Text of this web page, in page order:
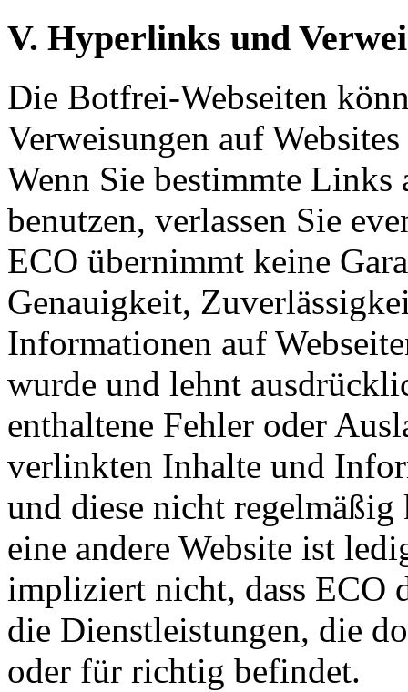
V. Hyperlinks und
Die Botfrei-Webseiten
Verweisungen auf
Wenn Sie bestimmte
benutzen, verlassen Sie
ECO übernimmt keine
Genauigkeit,
Informationen auf
wurde und lehnt
enthaltene Fehler oder
verlinkten Inhalte und
und diese nicht
eine andere Website ist
impliziert nicht, dass ECO
die Dienstleistungen, die
oder für richtig befindet.